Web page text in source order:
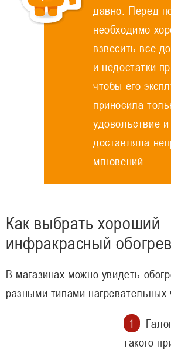
давно. Перед
необходимо
взвесить все
и недостатки
чтобы его
приносила
удовольствие
доставляла
мгновений.
Как выбрать хороший
инфракрасный
В магазинах можно увидеть
разными типами нагревательных
такого